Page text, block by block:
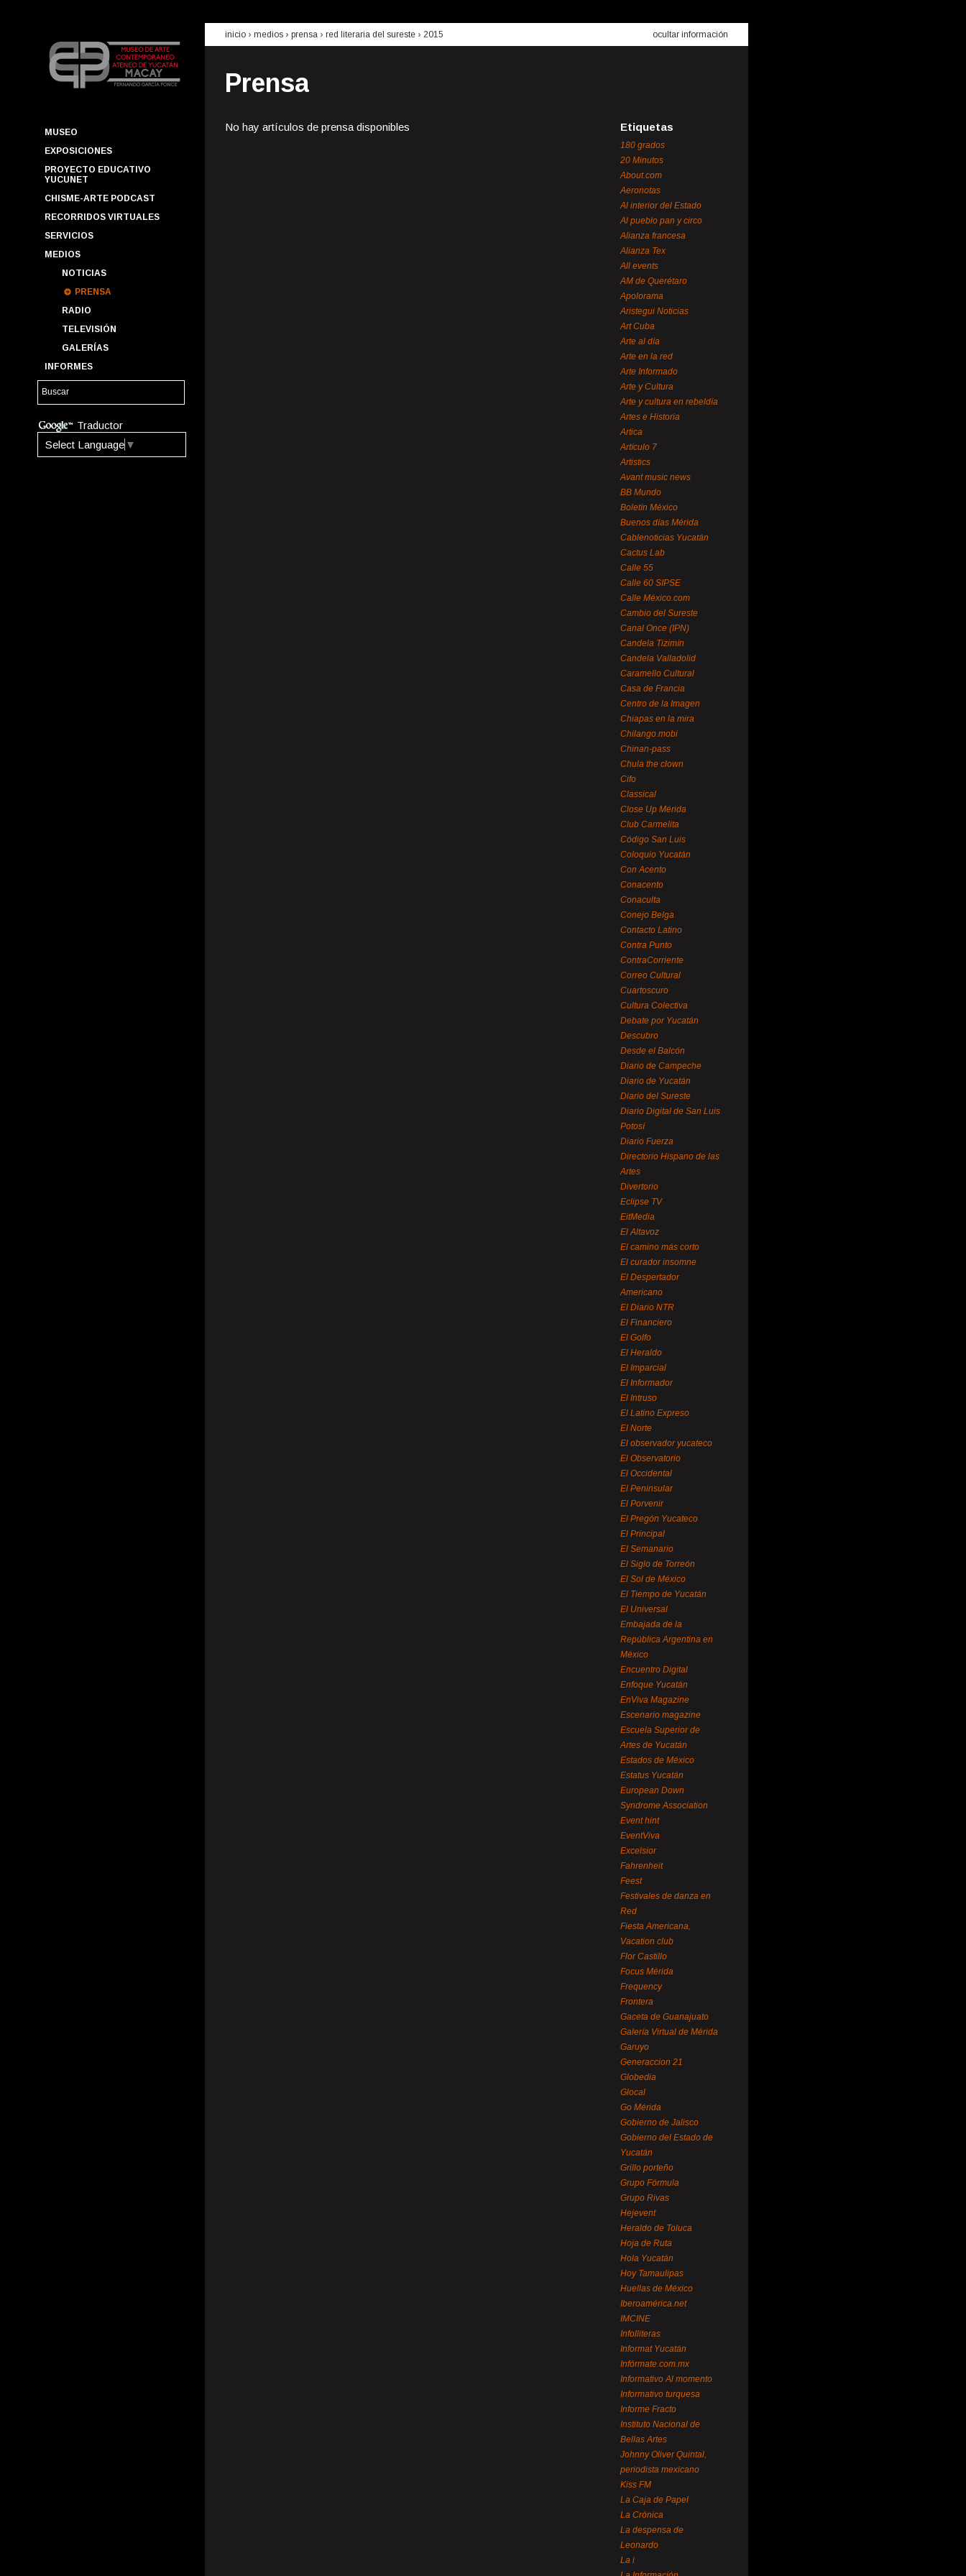
MUSEO
EXPOSICIONES
PROYECTO EDUCATIVO
YUCUNET
CHISME-ARTE PODCAST
RECORRIDOS VIRTUALES
SERVICIOS
MEDIOS
NOTICIAS
PRENSA
RADIO
TELEVISIÓN
GALERÍAS
INFORMES
Traductor
Select Language ▼
inicio › medios › prensa › red literaria del sureste › 2015 ocultar información
Prensa
No hay artículos de prensa disponibles Etiquetas
180 grados
20 Minutos
About.com
Aeronotas
Al interior del Estado
Al pueblo pan y circo
Alianza francesa
Alianza Tex
All events
AM de Querétaro
Apolorama
Aristegui Noticias
Art Cuba
Arte al día
Arte en la red
Arte Informado
Arte y Cultura
Arte y cultura en rebeldía
Artes e Historia
Artica
Artículo 7
Artistics
Avant music news
BB Mundo
Boletín México
Buenos días Mérida
Cablenoticias Yucatán
Cactus Lab
Calle 55
Calle 60 SIPSE
Calle México.com
Cambio del Sureste
Canal Once (IPN)
Candela Tizimín
Candela Valladolid
Caramello Cultural
Casa de Francia
Centro de la Imagen
Chiapas en la mira
Chilango.mobi
Chinan-pass
Chula the clown
Cifo
Classical
Close Up Mérida
Club Carmelita
Código San Luis
Coloquio Yucatán
Con Acento
Conacento
Conaculta
Conejo Belga
Contacto Latino
Contra Punto
ContraCorriente
Correo Cultural
Cuartoscuro
Cultura Colectiva
Debate por Yucatán
Descubro
Desde el Balcón
Diario de Campeche
Diario de Yucatán
Diario del Sureste
Diario Digital de San Luis
Potosí
Diario Fuerza
Directorio Hispano de las
Artes
Divertorio
Eclipse TV
EitMedia
El Altavoz
El camino más corto
El curador insomne
El Despertador
Americano
El Diario NTR
El Financiero
El Golfo
El Heraldo
El Imparcial
El Informador
El Intruso
El Latino Expreso
El Norte
El observador yucateco
El Observatorio
El Occidental
El Peninsular
El Porvenir
El Pregón Yucateco
El Principal
El Semanario
El Siglo de Torreón
El Sol de México
El Tiempo de Yucatán
El Universal
Embajada de la
República Argentina en
México
Encuentro Digital
Enfoque Yucatán
EnViva Magazine
Escenario magazine
Escuela Superior de
Artes de Yucatán
Estados de México
Estatus Yucatán
European Down
Syndrome Association
Event hint
EventViva
Excelsior
Fahrenheit
Feest
Festivales de danza en
Red
Fiesta Americana,
Vacation club
Flor Castillo
Focus Mérida
Frequency
Frontera
Gaceta de Guanajuato
Galería Virtual de Mérida
Garuyo
Generaccion 21
Globedia
Glocal
Go Mérida
Gobierno de Jalisco
Gobierno del Estado de
Yucatán
Grillo porteño
Grupo Fórmula
Grupo Rivas
Hejevent
Heraldo de Toluca
Hoja de Ruta
Hola Yucatán
Hoy Tamaulipas
Huellas de México
Iberoamérica.net
IMCINE
Infolliteras
Informat Yucatán
Infórmate.com.mx
Informativo Al momento
Informativo turquesa
Informe Fracto
Instituto Nacional de
Bellas Artes
Johnny Oliver Quintal,
periodista mexicano
Kiss FM
La Caja de Papel
La Crónica
La despensa de
Leonardo
La i